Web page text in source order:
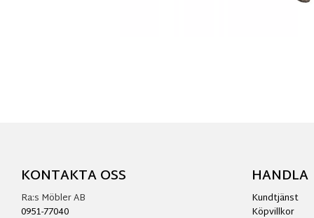
KONTAKTA OSS
Ra:s Möbler AB
0951-77040
HANDLA
Kundtjänst
Köpvillkor